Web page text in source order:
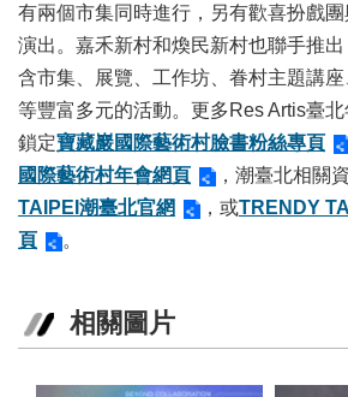
陳
情
系
統
雙
語
詞
彙
通
有兩個市集同時進行，另有歡喜扮戲
演出。嘉禾新村和煥民新村也聯手推
含市集、展覽、工作坊、眷村主題講
等豐富多元的活動。更多Res Artis臺
鎖定寶藏巖國際藝術村臉書粉絲專頁
國際藝術村年會網頁
，潮臺北相關
TAIPEI潮臺北官網
，或TRENDY
頁
。
相關圖片